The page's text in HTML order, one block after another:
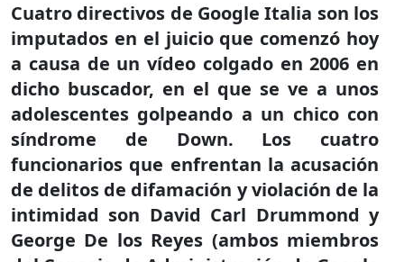
Cuatro directivos de Google Italia son los
imputados en el juicio que comenzó hoy
a causa de un vídeo colgado en 2006 en
dicho buscador, en el que se ve a unos
adolescentes golpeando a un chico con
síndrome de Down. Los cuatro
funcionarios que enfrentan la acusación
de delitos de difamación y violación de la
intimidad son David Carl Drummond y
George De los Reyes (ambos miembros